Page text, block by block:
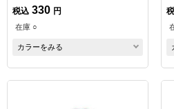
税込 330 円
在庫 ○
カラーをみる